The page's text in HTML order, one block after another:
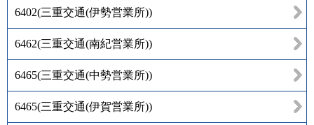
6402(三重交通(伊勢営業所))
6462(三重交通(南紀営業所))
6465(三重交通(中勢営業所))
6465(三重交通(伊賀営業所))